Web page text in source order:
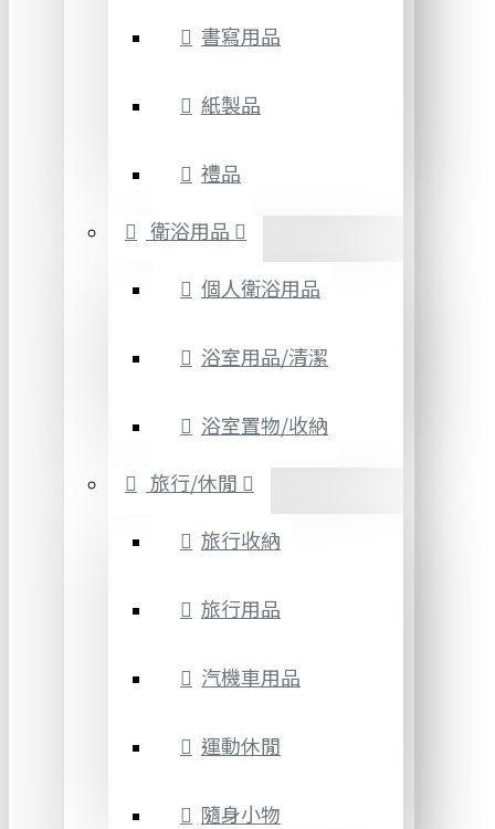
書寫用品
紙製品
禮品
衛浴用品
個人衛浴用品
浴室用品/清潔
浴室置物/收納
旅行/休閒
旅行收納
旅行用品
汽機車用品
運動休閒
隨身小物